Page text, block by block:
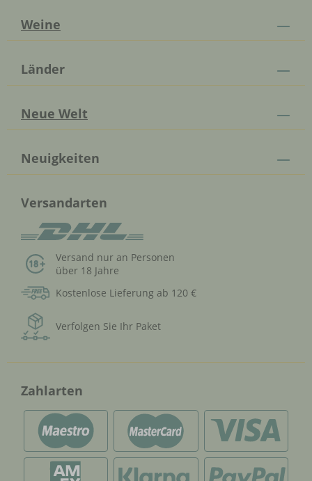
Weine
Länder
Neue Welt
Neuigkeiten
Versandarten
Versand nur an Personen
über 18 Jahre
Kostenlose Lieferung ab 120 €
Verfolgen Sie Ihr Paket
Zahlarten